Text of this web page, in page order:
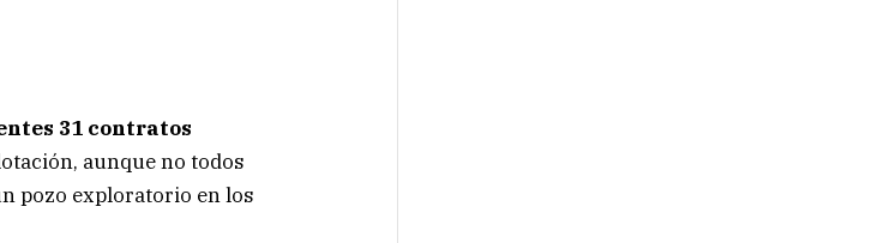
31 contratos
aunque no todos
pozo exploratorio en los